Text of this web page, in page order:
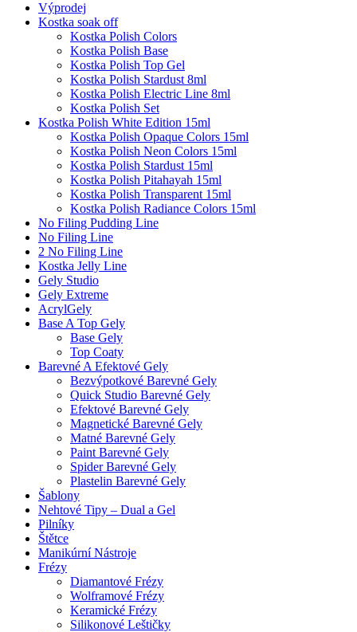
Výprodej
Kostka soak off
Kostka Polish Colors
Kostka Polish Base
Kostka Polish Top Gel
Kostka Polish Stardust 8ml
Kostka Polish Electric Line 8ml
Kostka Polish Set
Kostka Polish White Edition 15ml
Kostka Polish Opaque Colors 15ml
Kostka Polish Neon Colors 15ml
Kostka Polish Stardust 15ml
Kostka Polish Pitahayah 15ml
Kostka Polish Transparent 15ml
Kostka Polish Radiance Colors 15ml
No Filing Pudding Line
No Filing Line
2 No Filing Line
Kostka Jelly Line
Gely Studio
Gely Extreme
AcrylGely
Base A Top Gely
Base Gely
Top Coaty
Barevné A Efektové Gely
Bezvýpotkové Barevné Gely
Quick Studio Barevné Gely
Efektové Barevné Gely
Magnetické Barevné Gely
Matné Barevné Gely
Paint Barevné Gely
Spider Barevné Gely
Plastelin Barevné Gely
Šablony
Nehtové Tipy – Dual a Gel
Pilníky
Štětce
Manikúrní Nástroje
Frézy
Diamantové Frézy
Wolframové Frézy
Keramické Frézy
Silikonové Leštičky